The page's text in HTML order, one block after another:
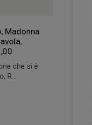
Madonna
che si è